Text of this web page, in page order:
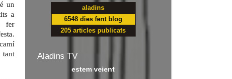
un
a
fer
tant
aladins
6548 dies fent blog
205 articles publicats
Aladins TV
estem veient